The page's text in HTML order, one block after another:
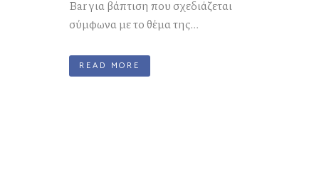
Bar για βάπτιση που σχεδιάζεται
σύμφωνα με το θέμα της...
READ MORE